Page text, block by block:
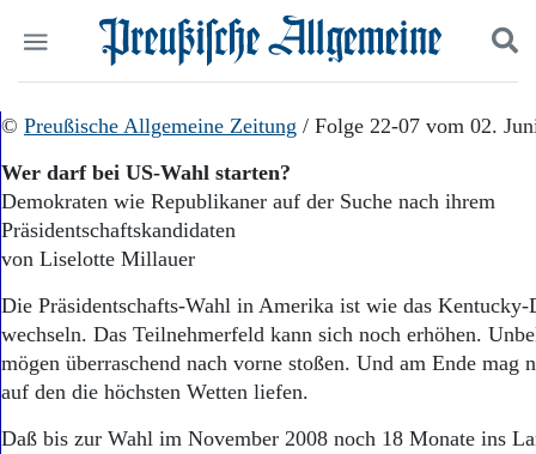
Politik
Wirtschaft
Panorama
Gesellschaft
Ostpreußen
Pommern
Berlin-Brandenburg
Schlesien
Bücher
Suchen und finden
© Preußische Allgemeine Zeitung / Folge 22-07 vom 02.
Wer darf bei US-Wahl starten?
Demokraten wie Republikaner auf der Suche nach ihrem
Präsidentschaftskandidaten
von Liselotte Millauer
Die Präsidentschafts-Wahl in Amerika ist wie das
wechseln. Das Teilnehmerfeld kann sich noch erhöhen.
mögen überraschend nach vorne stoßen. Und am Ende mag
auf den die höchsten Wetten liefen.
Daß bis zur Wahl im November 2008 noch 18 Monate ins